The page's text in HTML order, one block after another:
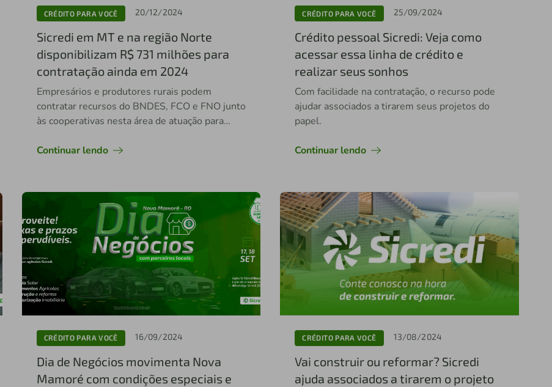
CRÉDITO PARA VOCÊ 20/12/2024
Sicredi em MT e na região Norte
disponibilizam R$ 731 milhões para
contratação ainda em 2024
Empresários e produtores rurais podem
contratar recursos do BNDES, FCO e FNO junto
às cooperativas nesta área de atuação para
Continuar lendo
CRÉDITO PARA VOCÊ 25/09/2024
Crédito pessoal Sicredi: Veja como
acessar essa linha de crédito e
realizar seus sonhos
Com facilidade na contratação, o recurso pode
ajudar associados a tirarem seus projetos do
papel.
Continuar lendo
CRÉDITO PARA VOCÊ 16/09/2024
Dia de Negócios movimenta Nova
Mamoré com condições especiais e
CRÉDITO PARA VOCÊ 13/08/2024
Vai construir ou reformar? Sicredi
ajuda associados a tirarem o projeto